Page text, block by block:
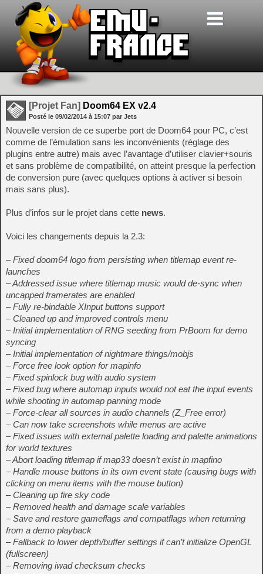
[Projet Fan] Doom64 EX v2.4
Posté le 09/02/2014 à 15:07 par Jets
Nouvelle version de ce superbe port de Doom64 pour PC, c’est
comme de l’émulation sans les inconvénients (réglage des
plugins entre autre) mais avec l’avantage d’utiliser clavier+souris
et sans problème de compatibilité, on atteint presque la perfection
de conversion pure (avec quelques options à activer si besoin
mais sans plus).
Plus d’infos sur le projet dans cette news.
Voici les changements depuis la 2.3:
– Fixed doom64 logo from persisting when titlemap event re-
launches
– Addressed issue where titlemap music would de-sync when
uncapped framerates are enabled
– Fully re-bindable XInput buttons support
– Cleaned up and improved controls menu
– Initial implementation of RNG seeding from PrBoom for demo
syncing
– Initial implementation of nightmare things/mobjs
– Force free look option for mapinfo
– Fixed spinlock bug with audio system
– Fixed bug where automap inputs would not eat the input events
while shooting in automap panning mode
– Force-clear all sources in audio channels (Z_Free error)
– Can now take screenshots while menus are active
– Fixed issues with external palette loading and palette animations
for world textures
– Abort loading titlemap if map33 doesn’t exist in mapfino
– Handle mouse buttons in its own event state (causing bugs with
clicking on menu items with the mouse button)
– Cleaning up fire sky code
– Removed health and damage scale variables
– Save and restore gameflags and compatflags when returning
from a demo playback
– Fallback to lower depth/buffer settings if can’t initialize OpenGL
(fullscreen)
– Removing iwad checksum checks